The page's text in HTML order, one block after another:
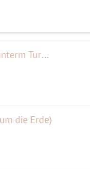
Namaste Indisches Restaurant, für Teilnehmer die mit mir in's Theater unterm Turm gehen
die Erde)